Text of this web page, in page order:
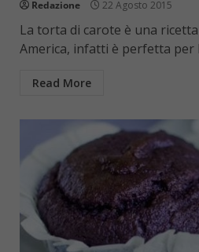
Redazione 22 Agosto 2015
La torta di carote è una
America, infatti è perfetta per
Read More